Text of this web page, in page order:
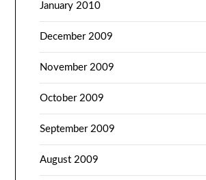
January 2010
December 2009
November 2009
October 2009
September 2009
August 2009